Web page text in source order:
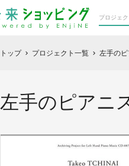
トップ chevron_right プロジェクト一覧 chevron_right 左手の
左手のピアニ